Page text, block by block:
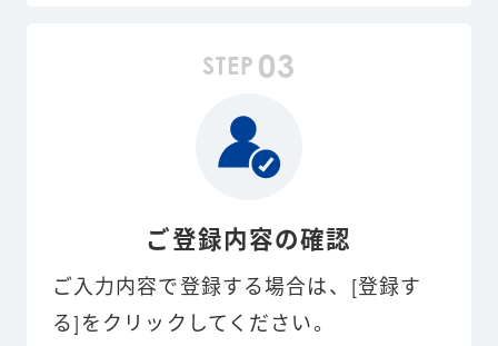
STEP 03
ご登録内容の確認
ご入力内容で登録する場合は、[登録す
る]をクリックしてください。